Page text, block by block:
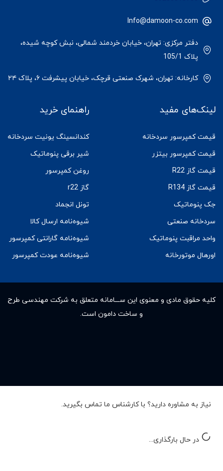
Info@damoon-co.com
دفتر مرکزی: تهران، خیابان خردمند شمالی، نبش کوچه شیده،
پلاک 105/1
کارخانه: تهران، شهرک صنعتی قرچک، خیابان پیشرفت ۶، پلاک ۲۴
لینک‌های مفید
قیمت کمپرسور سردخانه
قیمت کمپرسور بیتزر
قیمت گاز R22
قیمت گاز R134
جک پنوماتیک
سردخانه صنعتی
واحد مراقبت پنوماتیک
اورهال موتورخانه
راهنمای خرید
کندانسینگ یونیت سردخانه
شیر برقی پنوماتیک
روغن کمپرسور
گاز r22
تونل انجماد
شیوه‌نامه ارسال کالا
شیوه‌نامه گارانتی کمپرسور
شیوه‌نامه عودت کمپرسور
کلیه حقوق مادى و معنوى این ســـامانه متعلق به شرکت مهندسی طرح
و ساخت دامون است.
نیاز به مشاوره دارید؟ با کارشناس ما تماس بگیرید.
در حال بارگذاری...